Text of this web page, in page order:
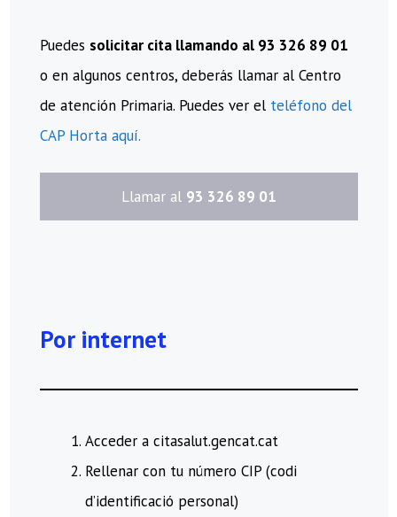
Puedes solicitar cita llamando al 93 326 89 01
o en algunos centros, deberás llamar al Centro
de atención Primaria. Puedes ver el teléfono del
CAP Horta aquí.
​Llamar al 93 326 89 01
Por internet
Acceder a citasalut.gencat.cat
Rellenar con tu número CIP (codi
d’identificació personal)